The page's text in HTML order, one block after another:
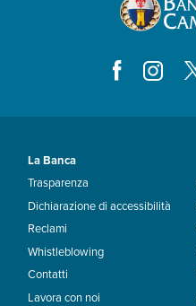
La Banca
Trasparenza
Dichiarazione di accessibilità
Reclami
Whistleblowing
Contatti
Lavora con noi